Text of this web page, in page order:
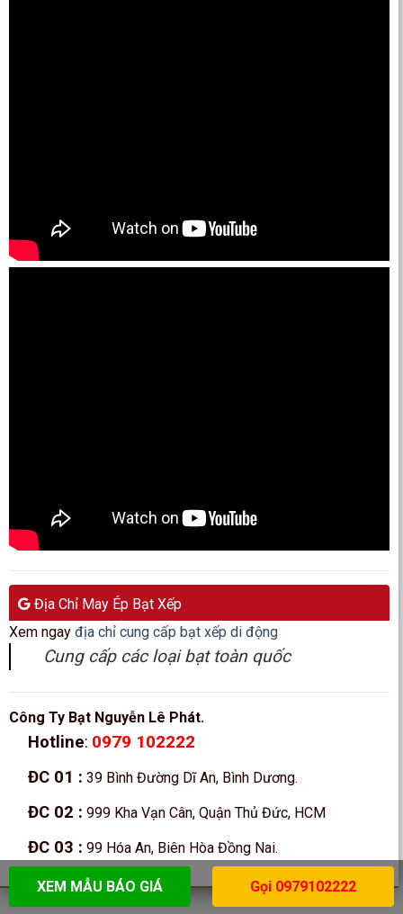
Địa Chỉ May Ép Bạt Xếp
Xem ngay địa chỉ cung cấp bạt xếp di động
Cung cấp các loại bạt toàn quốc
Công Ty Bạt Nguyễn Lê Phát.
Hotline: 0979 102222
ĐC 01 : 39 Bình Đường Dĩ An, Bình Dương.
ĐC 02 : 999 Kha Vạn Cân, Quận Thủ Đức, HCM
ĐC 03 : 99 Hóa An, Biên Hòa Đồng Nai.
XEM MẪU BÁO GIÁ Gọi 0979102222